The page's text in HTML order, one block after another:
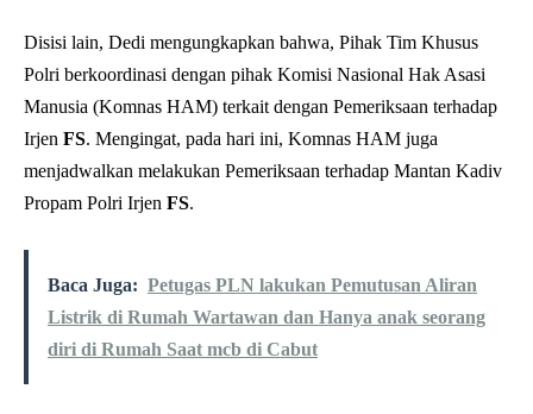
Disisi lain, Dedi mengungkapkan bahwa, Pihak Tim Khusus
Polri berkoordinasi dengan pihak Komisi Nasional Hak Asasi
Manusia (Komnas HAM) terkait dengan Pemeriksaan terhadap
Irjen FS. Mengingat, pada hari ini, Komnas HAM juga
menjadwalkan melakukan Pemeriksaan terhadap Mantan Kadiv
Propam Polri Irjen FS.
Baca Juga: Petugas PLN lakukan Pemutusan Aliran
Listrik di Rumah Wartawan dan Hanya anak seorang
diri di Rumah Saat mcb di Cabut